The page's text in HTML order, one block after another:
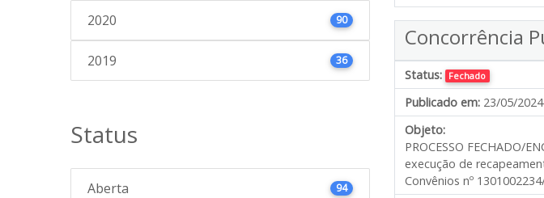
2020 90
2019 36
Status
Aberta 94
Concorrência
Status: Fechado
Publicado em: 23/05/2024
Objeto:
PROCESSO FECHADO/
execução de
Convênios nº